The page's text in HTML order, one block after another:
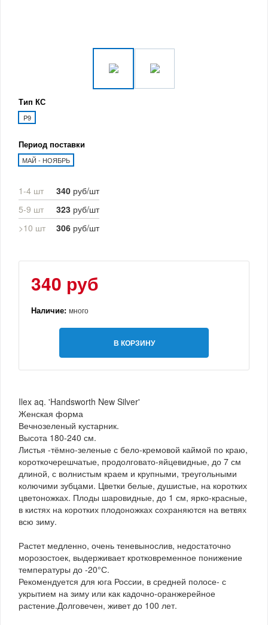
Тип КС
P9
Период поставки
МАЙ - НОЯБРЬ
1-4 шт 340 руб/шт
5-9 шт
323 руб/шт
>10 шт
306 руб/шт
340 руб
Наличие: много
В КОРЗИНУ
Ilex aq. 'Handsworth New Silver'
Женская форма
Вечнозеленый кустарник.
Высота 180-240 см.
Листья -тёмно-зеленые с бело-кремовой каймой по краю,
короткочерешчатые, продолговато-яйцевидные, до 7 см
длиной, с волнистым краем и крупными, треугольными
колючими зубцами. Цветки белые, душистые, на коротких
цветоножках. Плоды шаровидные, до 1 см, ярко-красные,
в кистях на коротких плодоножках сохраняются на ветвях
всю зиму.
Растет медленно, очень теневынослив, недостаточно
морозостоек, выдерживает кротковременное понижение
температуры до -20°С.
Рекомендуется для юга России, в средней полосе- с
укрытием на зиму или как кадочно-оранжерейное
растение.Долговечен, живет до 100 лет.